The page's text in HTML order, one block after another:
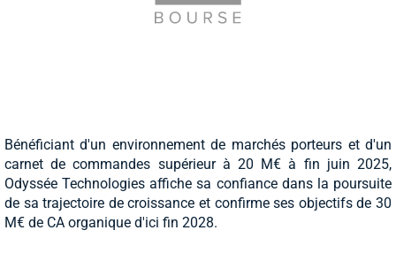
Bénéficiant d'un environnement de marchés porteurs et d'un
carnet de commandes supérieur à 20 M€ à fin juin 2025,
Odyssée Technologies affiche sa confiance dans la poursuite
de sa trajectoire de croissance et confirme ses objectifs de 30
M€ de CA organique d'ici fin 2028.